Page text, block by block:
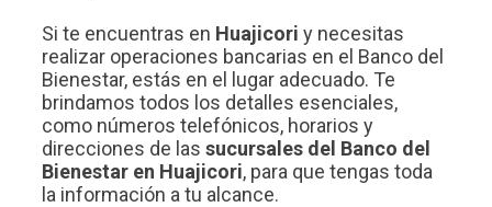
Si te encuentras en Huajicori y necesitas
realizar operaciones bancarias en el Banco del
Bienestar, estás en el lugar adecuado. Te
brindamos todos los detalles esenciales,
como números telefónicos, horarios y
direcciones de las sucursales del Banco del
Bienestar en Huajicori, para que tengas toda
la información a tu alcance.